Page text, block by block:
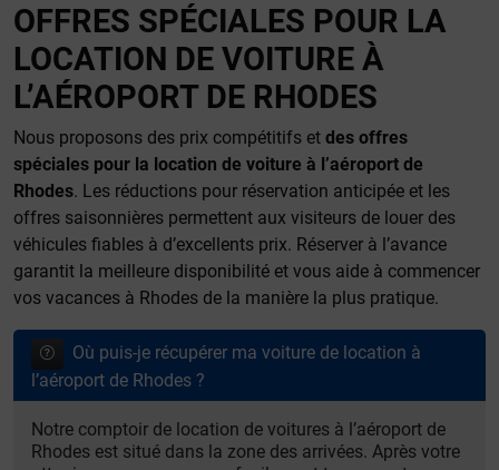
OFFRES SPÉCIALES POUR LA
LOCATION DE VOITURE À
L’AÉROPORT DE RHODES
Nous proposons des prix compétitifs et des offres
spéciales pour la location de voiture à l’aéroport de
Rhodes. Les réductions pour réservation anticipée et les
offres saisonnières permettent aux visiteurs de louer des
véhicules fiables à d’excellents prix. Réserver à l’avance
garantit la meilleure disponibilité et vous aide à commencer
vos vacances à Rhodes de la manière la plus pratique.
Où puis-je récupérer ma voiture de location à
l’aéroport de Rhodes ?
Notre comptoir de location de voitures à l’aéroport de
Rhodes est situé dans la zone des arrivées. Après votre